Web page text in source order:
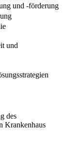
und -förderung
und
des
Krankenhaus